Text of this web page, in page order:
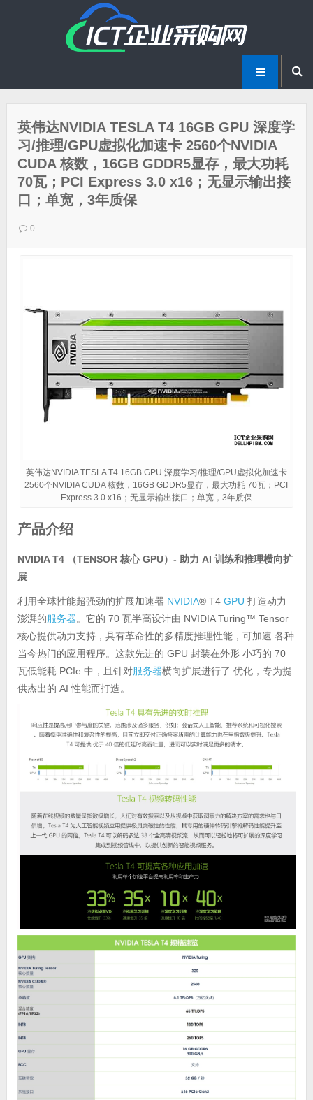
英伟达NVIDIA TESLA T4 16GB GPU 深度学
习/推理/GPU虚拟化加速卡 2560个NVIDIA
CUDA 核数，16GB GDDR5显存，最大功耗
70瓦；PCI Express 3.0 x16；无显示输出接
口；单宽，3年质保
0
英伟达NVIDIA TESLA T4 16GB GPU 深度学习/推理/GPU虚拟化加速卡
2560个NVIDIA CUDA 核数，16GB GDDR5显存，最大功耗 70瓦；PCI
Express 3.0 x16；无显示输出接口；单宽，3年质保
产品介绍
NVIDIA T4 （TENSOR 核心 GPU）- 助力 AI 训练和推理横向扩
展
利用全球性能超强劲的扩展加速器 NVIDIA® T4 GPU 打造动力
澎湃的服务器。它的 70 瓦半高设计由 NVIDIA Turing™ Tensor
核心提供动力支持，具有革命性的多精度推理性能，可加速 各种
当今热门的应用程序。这款先进的 GPU 封装在外形 小巧的 70
瓦低能耗 PCIe 中，且针对服务器横向扩展进行了 优化，专为提
供杰出的 AI 性能而打造。